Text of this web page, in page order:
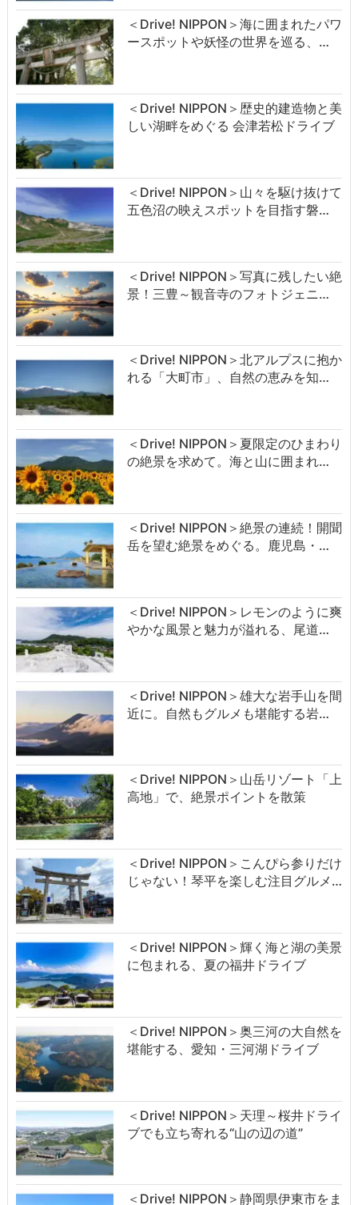
＜Drive! NIPPON＞海に囲まれたパワ
ースポットや妖怪の世界を巡る、…
＜Drive! NIPPON＞歴史的建造物と美
しい湖畔をめぐる 会津若松ドライブ
＜Drive! NIPPON＞山々を駆け抜けて
五色沼の映えスポットを目指す磐…
＜Drive! NIPPON＞写真に残したい絶
景！三豊～観音寺のフォトジェニ…
＜Drive! NIPPON＞北アルプスに抱か
れる「大町市」、自然の恵みを知…
＜Drive! NIPPON＞夏限定のひまわり
の絶景を求めて。海と山に囲まれ…
＜Drive! NIPPON＞絶景の連続！開聞
岳を望む絶景をめぐる。鹿児島・…
＜Drive! NIPPON＞レモンのように爽
やかな風景と魅力が溢れる、尾道…
＜Drive! NIPPON＞雄大な岩手山を間
近に。自然もグルメも堪能する岩…
＜Drive! NIPPON＞山岳リゾート「上
高地」で、絶景ポイントを散策
＜Drive! NIPPON＞こんぴら参りだけ
じゃない！琴平を楽しむ注目グルメ…
＜Drive! NIPPON＞輝く海と湖の美景
に包まれる、夏の福井ドライブ
＜Drive! NIPPON＞奥三河の大自然を
堪能する、愛知・三河湖ドライブ
＜Drive! NIPPON＞天理～桜井ドライ
ブでも立ち寄れる“山の辺の道”
＜Drive! NIPPON＞静岡県伊東市をま